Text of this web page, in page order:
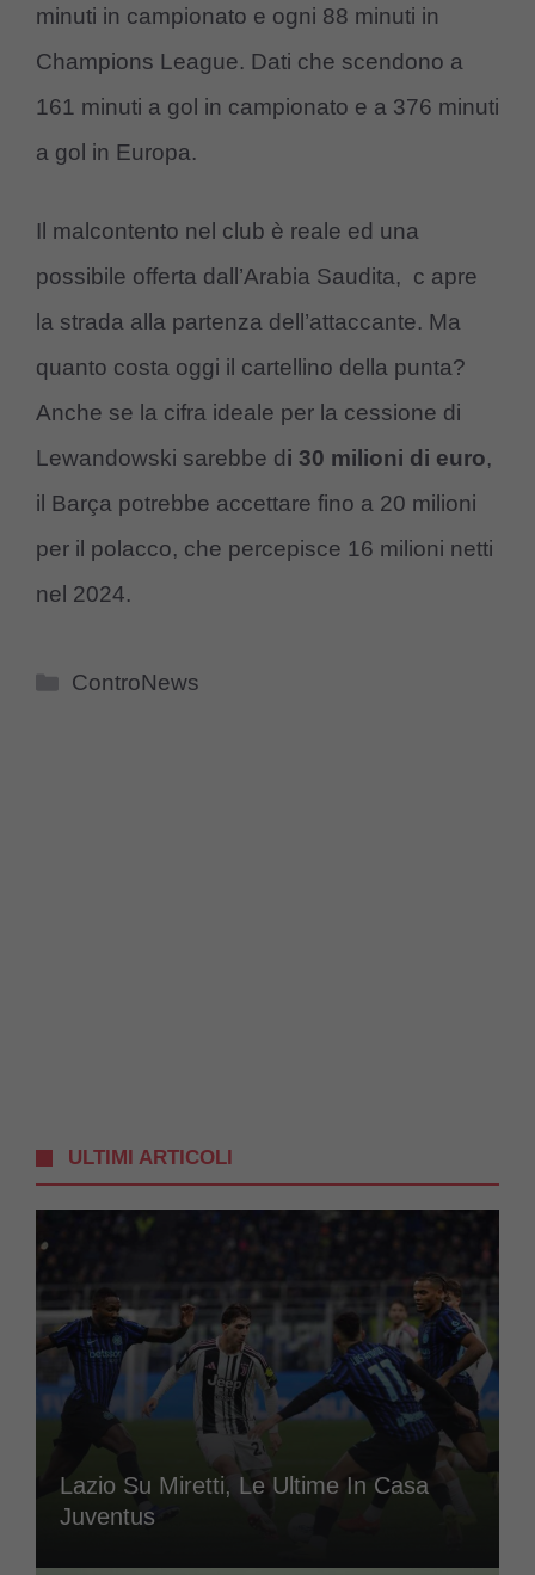
minuti in campionato e ogni 88 minuti in
Champions League. Dati che scendono a
161 minuti a gol in campionato e a 376 minuti
a gol in Europa.
Il malcontento nel club è reale ed una
possibile offerta dall’Arabia Saudita, c apre
la strada alla partenza dell’attaccante. Ma
quanto costa oggi il cartellino della punta?
Anche se la cifra ideale per la cessione di
Lewandowski sarebbe di 30 milioni di euro,
il Barça potrebbe accettare fino a 20 milioni
per il polacco, che percepisce 16 milioni netti
nel 2024.
Categorie
ControNews
ULTIMI ARTICOLI
Lazio Su Miretti, Le Ultime In Casa
Juventus